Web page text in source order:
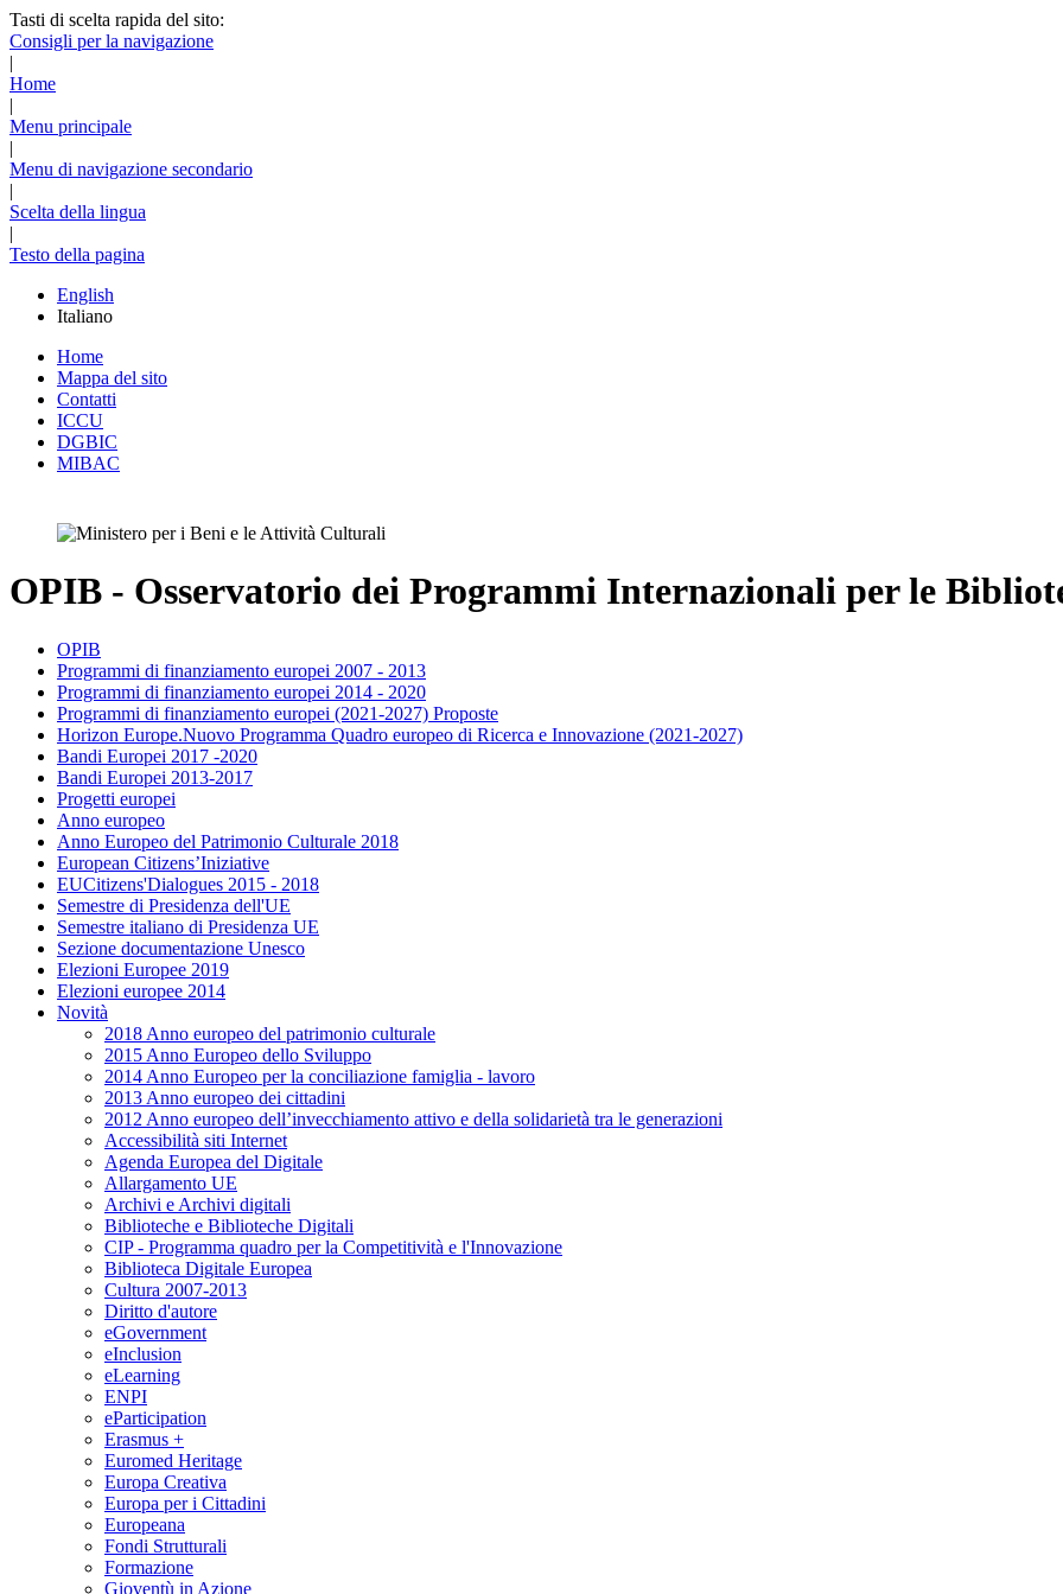
Tasti di scelta rapida del sito:
Consigli per la navigazione
|
Home
|
Menu principale
|
Menu di navigazione secondario
|
Scelta della lingua
|
Testo della pagina
English
Italiano
Home
Mappa del sito
Contatti
ICCU
DGBIC
MIBAC
OPIB - Osservatorio dei Programmi Internazionali per le
OPIB
Programmi di finanziamento europei 2007 - 2013
Programmi di finanziamento europei 2014 - 2020
Programmi di finanziamento europei (2021-2027) Proposte
Horizon Europe.Nuovo Programma Quadro europeo di Ricerca e Innovazione (2021-2027)
Bandi Europei 2017 -2020
Bandi Europei 2013-2017
Progetti europei
Anno europeo
Anno Europeo del Patrimonio Culturale 2018
European Citizens’Iniziative
EUCitizens'Dialogues 2015 - 2018
Semestre di Presidenza dell'UE
Semestre italiano di Presidenza UE
Sezione documentazione Unesco
Elezioni Europee 2019
Elezioni europee 2014
Novità
2018 Anno europeo del patrimonio culturale
2015 Anno Europeo dello Sviluppo
2014 Anno Europeo per la conciliazione famiglia - lavoro
2013 Anno europeo dei cittadini
2012 Anno europeo dell’invecchiamento attivo e della solidarietà tra le generazioni
Accessibilità siti Internet
Agenda Europea del Digitale
Allargamento UE
Archivi e Archivi digitali
Biblioteche e Biblioteche Digitali
CIP - Programma quadro per la Competitività e l'Innovazione
Biblioteca Digitale Europea
Cultura 2007-2013
Diritto d'autore
eGovernment
eInclusion
eLearning
ENPI
eParticipation
Erasmus +
Euromed Heritage
Europa Creativa
Europa per i Cittadini
Europeana
Fondi Strutturali
Formazione
Gioventù in Azione